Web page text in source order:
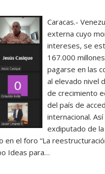
Caracas.-
externa cuyo
intereses, se
167.000
pagarse en las
al elevado nivel
de crecimiento
del país de
internacional.
exdiputado de
en el foro “La
Ideas para…